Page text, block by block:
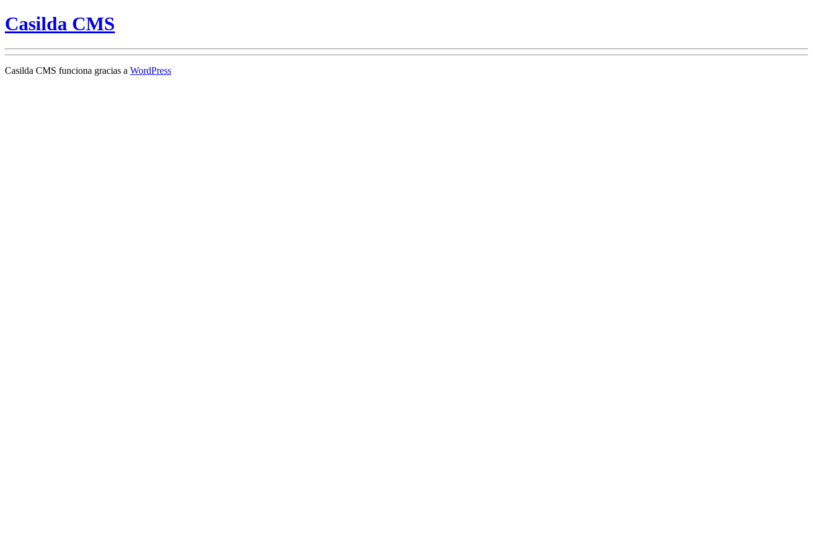
Casilda CMS
Casilda CMS funciona gracias a WordPress